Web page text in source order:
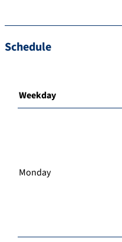
Schedule
Weekday
Monday